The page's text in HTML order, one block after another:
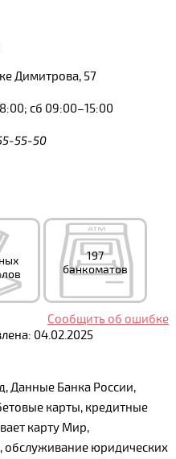
Димитрова, 57
сб 09:00–15:00
55-50
197
банкоматов
Сообщить об ошибке
04.02.2025
Данные Банка России,
карты, кредитные
карту Мир,
обслуживание юридических